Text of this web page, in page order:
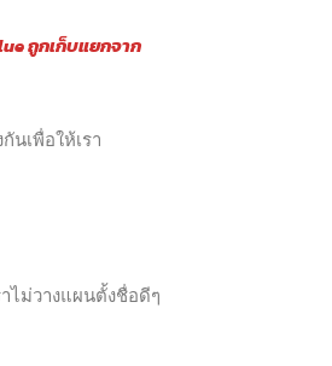
ถูกเก็บแยกจาก
เพื่อให้เรา
ไม่วางแผนตั้งชื่อดีๆ